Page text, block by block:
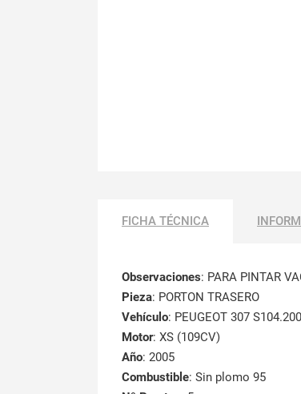
FICHA TÉCNICA
Observaciones: PARA PINTAR
Pieza: PORTON TRASERO
Vehículo: PEUGEOT 307
Motor: XS (109CV)
Año: 2005
Combustible: Sin plomo 95